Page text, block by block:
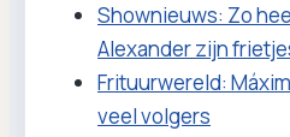
Shownieuws: Zo
Alexander zijn
Frituurwereld:
veel volgers